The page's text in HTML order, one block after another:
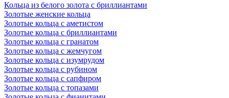
Кольца из белого золота с бриллиантами
Золотые женские кольца
Золотые кольца с аметистом
Золотые кольца с бриллиантами
Золотые кольца с гранатом
Золотые кольца с жемчугом
Золотые кольца с изумрудом
Золотые кольца с рубином
Золотые кольца с сапфиром
Золотые кольца с топазами